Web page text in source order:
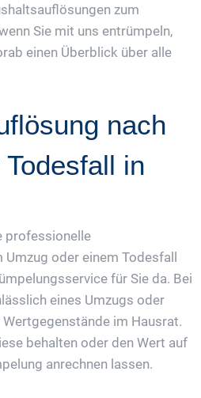
zum
Sie mit uns entrümpeln,
einen Überblick über alle
nach
in
professionelle
oder einem Todesfall
für Sie da. Bei
eines Umzugs oder
im Hausrat.
behalten oder den Wert auf
anrechnen lassen.